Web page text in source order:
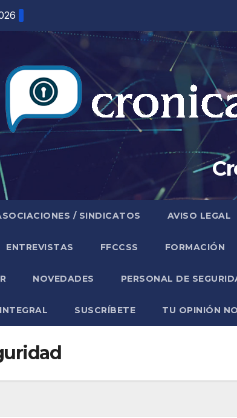
/ SINDICATOS AVISO LEGAL
ENTREVISTAS FFCCSS FORMACIÓN
NOVEDADES PERSONAL DE
SUSCRÍBETE TU OPINIÓN